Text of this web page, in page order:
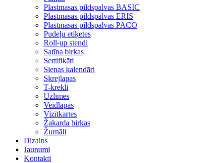
Plastmasas pildspalvas BASIC
Plastmasas pildspalvas ERIS
Plastmasas pildspalvas PACO
Pudeļu etiķetes
Roll-up stendi
Satīna birkas
Sertifikāti
Sienas kalendāri
Skrejlapas
T-krekli
Uzlīmes
Veidlapas
Vizītkartes
Žakarda birkas
Žurnāli
Dizains
Jaunumi
Kontakti